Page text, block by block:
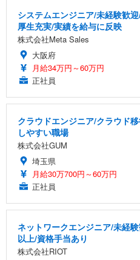
システムエンジニア/未経験歓
厚生充実/実績を給与に反映
株式会社Meta Sales
大阪府
月給34万円～60万円
正社員
クラウドエンジニア/クラウド
しやすい職場
株式会社GUM
埼玉県
月給30万700円～60万円
正社員
ネットワークエンジニア/未経
以上/資格手当あり
株式会社RIOT